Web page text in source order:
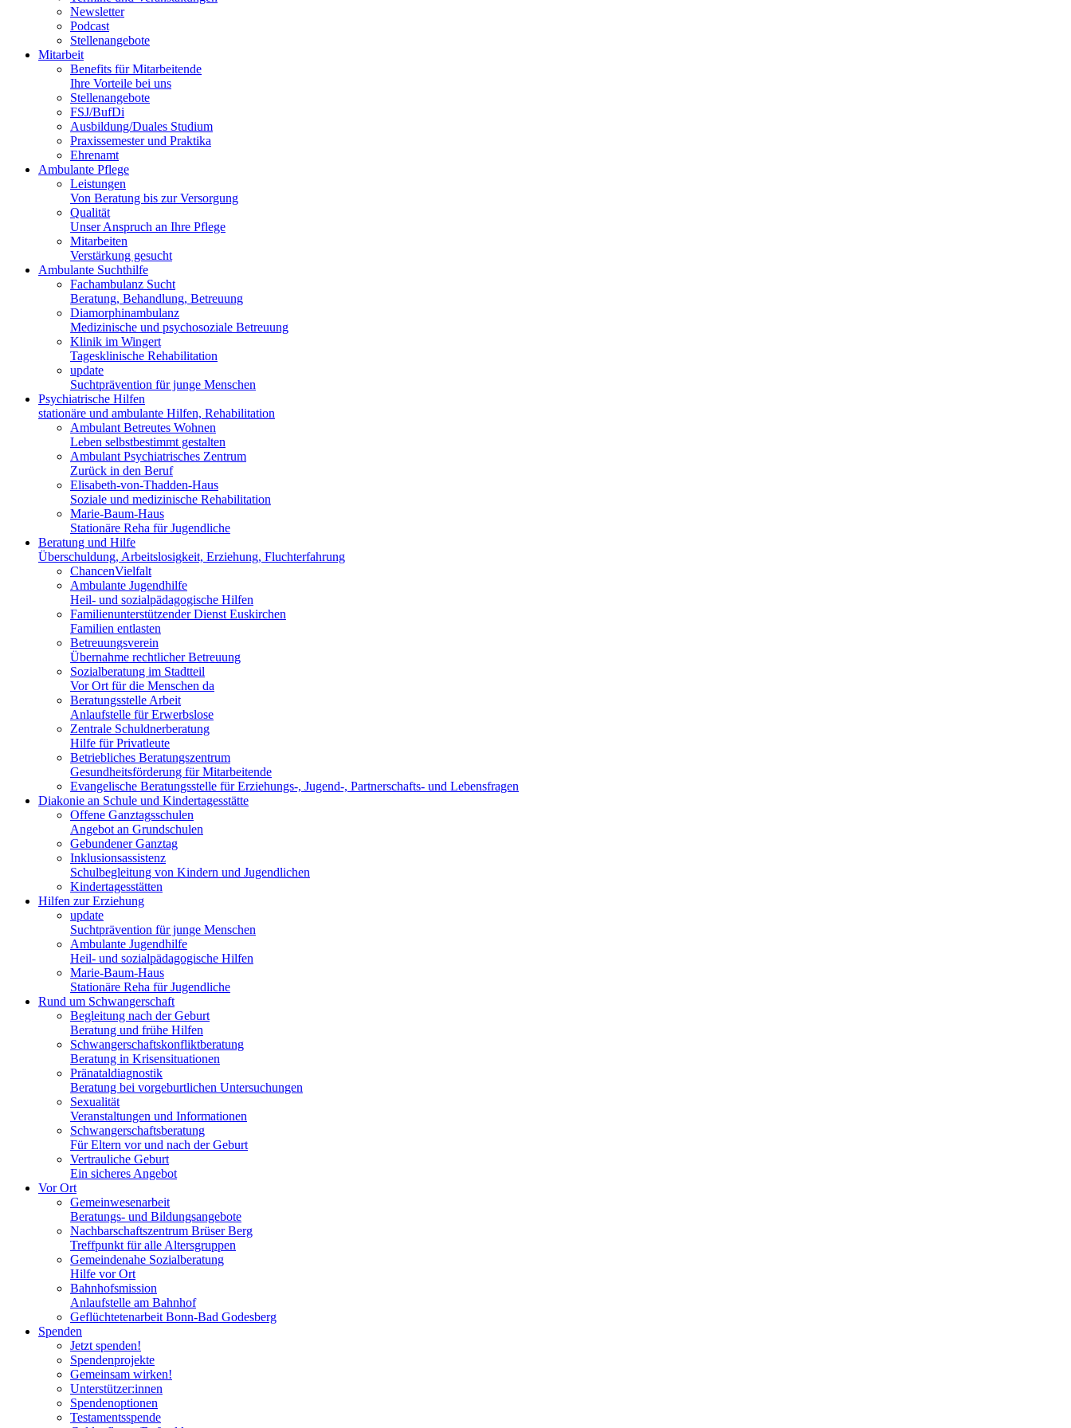
53173
53340
Newsletter
Podcast
Stellenangebote
Mitarbeit
Benefits für Mitarbeitende
Ihre Vorteile bei uns
Stellenangebote
FSJ/BufDi
Ausbildung/Duales Studium
Praxissemester und Praktika
Ehrenamt
Ambulante Pflege
Leistungen
Von Beratung bis zur Versorgung
Qualität
Unser Anspruch an Ihre Pflege
Mitarbeiten
Verstärkung gesucht
Ambulante Suchthilfe
Fachambulanz Sucht
Beratung, Behandlung, Betreuung
Diamorphinambulanz
Medizinische und psychosoziale Betreuung
Klinik im Wingert
Tagesklinische Rehabilitation
update
Suchtprävention für junge Menschen
Psychiatrische Hilfen
stationäre und ambulante Hilfen, Rehabilitation
Ambulant Betreutes Wohnen
Leben selbstbestimmt gestalten
Ambulant Psychiatrisches Zentrum
Zurück in den Beruf
Elisabeth-von-Thadden-Haus
Soziale und medizinische Rehabilitation
Marie-Baum-Haus
Stationäre Reha für Jugendliche
Beratung und Hilfe
Überschuldung, Arbeitslosigkeit, Erziehung, Fluchterfahrung
ChancenVielfalt
Ambulante Jugendhilfe
Heil- und sozialpädagogische Hilfen
Familienunterstützender Dienst Euskirchen
Familien entlasten
Betreuungsverein
Übernahme rechtlicher Betreuung
Sozialberatung im Stadtteil
Vor Ort für die Menschen da
Beratungsstelle Arbeit
Anlaufstelle für Erwerbslose
Zentrale Schuldnerberatung
Hilfe für Privatleute
Betriebliches Beratungszentrum
Gesundheitsförderung für Mitarbeitende
Evangelische Beratungsstelle für Erziehungs-, Jugend-, Partnerschafts- und Lebensfragen
Diakonie an Schule und Kindertagesstätte
Offene Ganztagsschulen
Angebot an Grundschulen
Gebundener Ganztag
Inklusionsassistenz
Schulbegleitung von Kindern und Jugendlichen
Kindertagesstätten
Hilfen zur Erziehung
update
Suchtprävention für junge Menschen
Ambulante Jugendhilfe
Heil- und sozialpädagogische Hilfen
Marie-Baum-Haus
Stationäre Reha für Jugendliche
Rund um Schwangerschaft
Begleitung nach der Geburt
Beratung und frühe Hilfen
Schwangerschaftskonfliktberatung
Beratung in Krisensituationen
Pränataldiagnostik
Beratung bei vorgeburtlichen Untersuchungen
Sexualität
Veranstaltungen und Informationen
Schwangerschaftsberatung
Für Eltern vor und nach der Geburt
Vertrauliche Geburt
Ein sicheres Angebot
Vor Ort
Gemeinwesenarbeit
Beratungs- und Bildungsangebote
Nachbarschaftszentrum Brüser Berg
Treffpunkt für alle Altersgruppen
Gemeindenahe Sozialberatung
Hilfe vor Ort
Bahnhofsmission
Anlaufstelle am Bahnhof
Geflüchtetenarbeit Bonn-Bad Godesberg
Spenden
Jetzt spenden!
Spendenprojekte
Gemeinsam wirken!
Unterstützer:innen
Spendenoptionen
Testamentsspende